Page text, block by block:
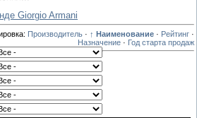
Giorgio Armani
Производитель · ↑ Наименование · Рейтинг ·
Назначение · Год старта продаж